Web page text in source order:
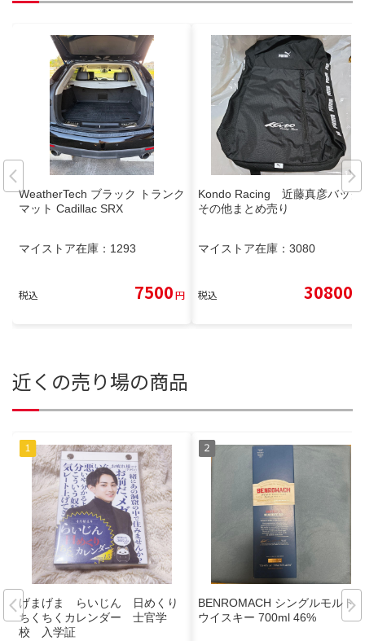
WeatherTech ブラック トランク
マット Cadillac SRX
マイストア在庫： 1293
税込 7500円
Kondo Racing 近藤真彦バック
その他まとめ売り
マイストア在庫： 3080
税込 30800
近くの売り場の商品
げまげま らいじん 日めくり
ちくちくカレンダー 士官学
校 入学証
BENROMACH シングルモルト
ウイスキー 700ml 46%